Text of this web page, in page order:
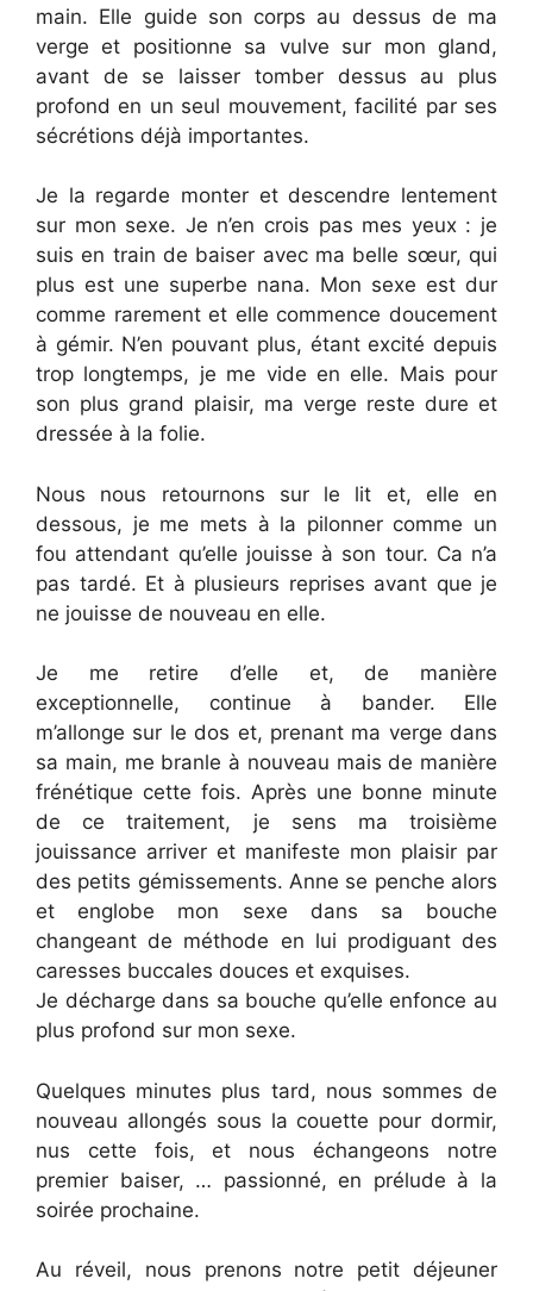
main. Elle guide son corps au dessus de ma
verge et positionne sa vulve sur mon gland,
avant de se laisser tomber dessus au plus
profond en un seul mouvement, facilité par ses
sécrétions déjà importantes.
Je la regarde monter et descendre lentement
sur mon sexe. Je n’en crois pas mes yeux : je
suis en train de baiser avec ma belle sœur, qui
plus est une superbe nana. Mon sexe est dur
comme rarement et elle commence doucement
à gémir. N’en pouvant plus, étant excité depuis
trop longtemps, je me vide en elle. Mais pour
son plus grand plaisir, ma verge reste dure et
dressée à la folie.
Nous nous retournons sur le lit et, elle en
dessous, je me mets à la pilonner comme un
fou attendant qu’elle jouisse à son tour. Ca n’a
pas tardé. Et à plusieurs reprises avant que je
ne jouisse de nouveau en elle.
Je me retire d’elle et, de manière
exceptionnelle, continue à bander. Elle
m’allonge sur le dos et, prenant ma verge dans
sa main, me branle à nouveau mais de manière
frénétique cette fois. Après une bonne minute
de ce traitement, je sens ma troisième
jouissance arriver et manifeste mon plaisir par
des petits gémissements. Anne se penche alors
et englobe mon sexe dans sa bouche
changeant de méthode en lui prodiguant des
caresses buccales douces et exquises.
Je décharge dans sa bouche qu’elle enfonce au
plus profond sur mon sexe.
Quelques minutes plus tard, nous sommes de
nouveau allongés sous la couette pour dormir,
nus cette fois, et nous échangeons notre
premier baiser, … passionné, en prélude à la
soirée prochaine.
Au réveil, nous prenons notre petit déjeuner